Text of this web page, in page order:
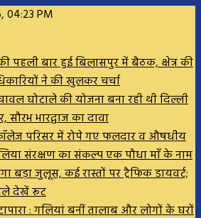
04:23 PM
पहली बार हुई बिलासपुर में बैठक, क्षेत्र की
ने की खुलकर चर्चा
घोटाले की योजना बना रही थी दिल्ली
सौरभ भारद्वाज का दावा
परिसर में रोपे गए फलदार व औषधीय
लिया संरक्षण का संकल्प एक पौधा माँ के नाम
बड़ा जुलूस, कई रास्तों पर ट्रैफिक डायवर्ट;
देखें रूट
: गलियां बनीं तालाब और लोगों के घरों